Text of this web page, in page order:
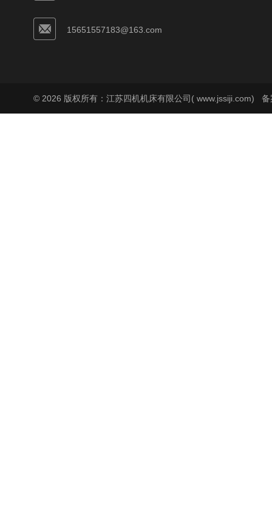
15651557183@163.com
© 2026 版权所有：江苏四机机床有限公司( www.jssiji.com) 备